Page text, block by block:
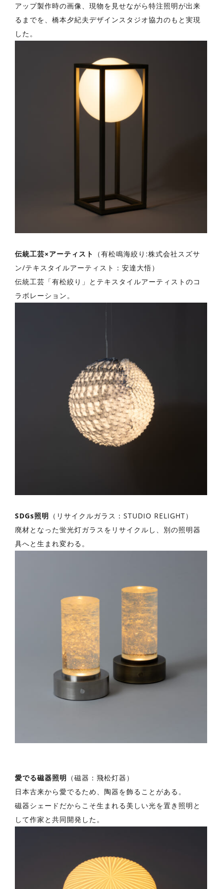
アップ製作時の画像、現物を見せながら特注照明が出来
るまでを、橋本夕紀夫デザインスタジオ協力のもと実現
した。
伝統工芸×アーティスト
（有松鳴海絞り:株式会社スズサ
ン/テキスタイルアーティスト：安達大悟）
伝統工芸「有松絞り」とテキスタイルアーティストのコ
ラボレーション。
SDGs照明 （リサイクルガラス：STUDIO RELIGHT）
廃材となった蛍光灯ガラスをリサイクルし、別の照明器
具へと生まれ変わる。
愛でる磁器照明 （磁器：飛松灯器）
日本古来から愛でるため、陶器を飾ることがある。
磁器シェードだからこそ生まれる美しい光を置き照明と
して作家と共同開発した。